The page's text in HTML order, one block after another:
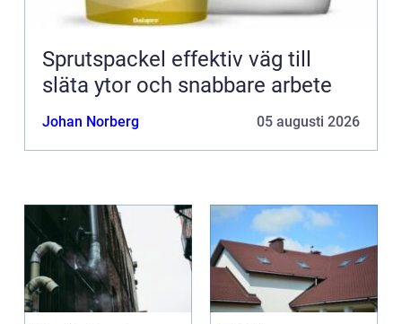
Sprutspackel effektiv väg till
släta ytor och snabbare arbete
Johan Norberg 05 augusti 2026